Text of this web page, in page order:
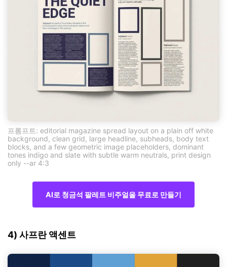
프롬프트: editorial magazine spread layout on a plain off white
background, clean grid, large headline, subheads, body text
blocks, and a few geometric image placeholders, dominant
tones indigo and slate with subtle warm neutrals, print design
only --ar 4:3
AI로 청금석 팔레트 비주얼을 무료로 만들기
4) 사프란 액센트